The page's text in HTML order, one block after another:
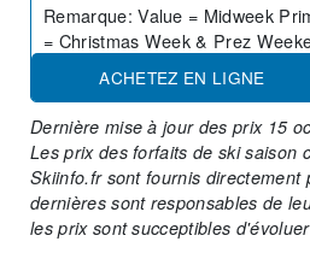
Remarque:Value = Midweek
= Christmas Week & Prez
ACHETEZ EN LIGNE
Dernière mise à jour des prix 15
Les prix des forfaits de ski saison
Skiinfo.fr sont fournis directement
dernières sont responsables de
les prix sont succeptibles